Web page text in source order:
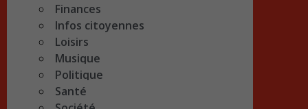
Finances
Infos citoyennes
Loisirs
Musique
Politique
Santé